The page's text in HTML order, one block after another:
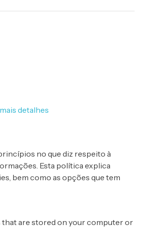
detalhes
no que diz respeito à
Esta política explica
bem como as opções que tem
that are stored on your computer or